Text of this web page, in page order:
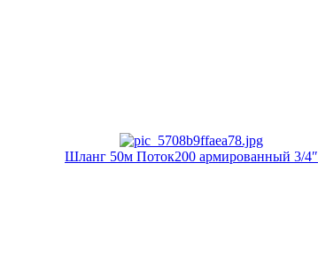
Шланг 50м Поток200 армированный 3/4″